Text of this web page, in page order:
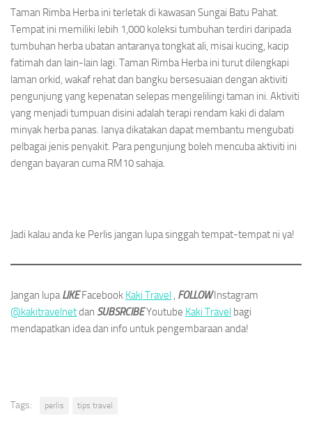
Taman Rimba Herba ini terletak di kawasan Sungai Batu Pahat.
Tempat ini memiliki lebih 1,000 koleksi tumbuhan terdiri daripada
tumbuhan herba ubatan antaranya tongkat ali, misai kucing, kacip
fatimah dan lain-lain lagi. Taman Rimba Herba ini turut dilengkapi
laman orkid, wakaf rehat dan bangku bersesuaian dengan aktiviti
pengunjung yang kepenatan selepas mengelilingi taman ini. Aktiviti
yang menjadi tumpuan disini adalah terapi rendam kaki di dalam
minyak herba panas. Ianya dikatakan dapat membantu mengubati
pelbagai jenis penyakit. Para pengunjung boleh mencuba aktiviti ini
dengan bayaran cuma RM10 sahaja.
Jadi kalau anda ke Perlis jangan lupa singgah tempat-tempat ni ya!
Jangan lupa LIKEFacebook Kaki Travel FOLLOWInstagram
@kakitravelnetdan SUBSRCIBEYoutube Kaki Travel bagi
mendapatkan idea dan info untuk pengembaraan anda!
Tags: perlis tips travel